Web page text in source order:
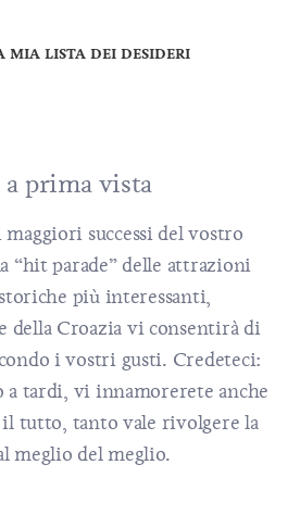
MIA LISTA DEI DESIDERI
a prima vista
successi del vostro
“hit parade” delle attrazioni
più interessanti,
della Croazia vi consentirà di
i vostri gusti. Credeteci:
a tardi, vi innamorerete anche
tutto, tanto vale rivolgere la
meglio del meglio.